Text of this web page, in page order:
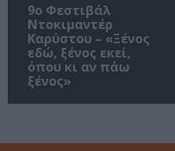
9ο Φεστιβάλ
Ντοκιμαντέρ
Καρύστου – «Ξένος
εδώ, ξένος εκεί,
όπου κι αν πάω
ξένος»